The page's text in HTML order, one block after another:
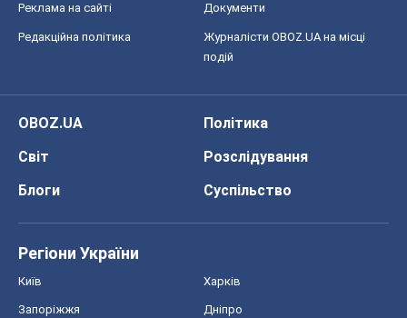
Реклама на сайті Документи
Редакційна політика
Журналісти OBOZ.UA на місці
подій
OBOZ.UA
Політика
Світ
Розслідування
Блоги
Суспільство
Регіони України
Київ Харків
Запоріжжя Дніпро